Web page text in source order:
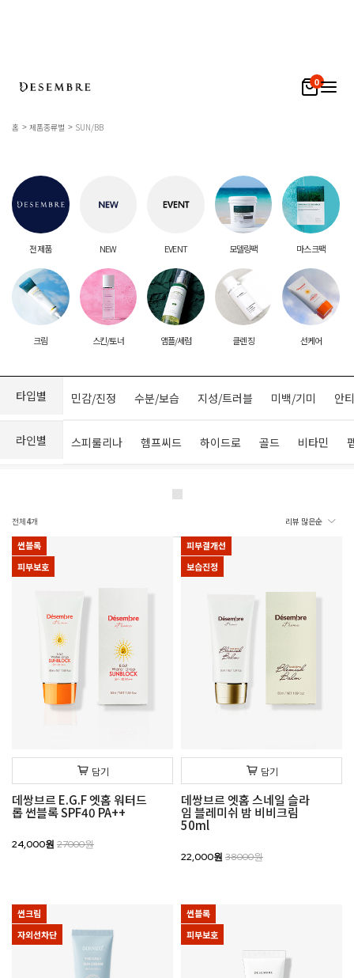
0
홈 제품종류별 SUN/BB
전 제품 NEW EVENT 모델링팩 마스크팩
크림 스킨/토너 앰플/세럼 클렌징 선케어
타입별 민감/진정 수분/보습 지성/트러블 미백/기미 안
라인별 스피룰리나 헴프씨드 하이드로 골드 비타민
전체4개
썬블록
피부보호
담기
데쌍브르 E.G.F 엣홈 워터드
롭 썬블록 SPF40 PA++
24,000원 27000원
피부결개선
보습진정
담기
데쌍브르 엣홈 스네일 슬라
임 블레미쉬 밤 비비크림
50ml
22,000원 38000원
썬크림
자외선차단
썬블록
피부보호